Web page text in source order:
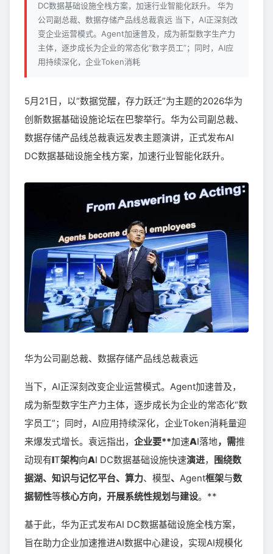
DC数据基础设施全栈方案，加速行业智能化跃升。 华为
公司副总裁、数据存储产品线总裁袁远 当下，AI正深刻改
变企业运营模式。Agent加速普及，成为新型数字生产力
主体，逐步成长为企业的常态化“数字员工”；同时，AI应
用持续深化，企业Token消耗
5月21日，以“数据觉醒，存力跃迁”为主题的2026华为
创新数据基础设施论坛在巴黎举行。华为公司副总裁、
数据存储产品线总裁袁远发表主题演讲，正式发布AI
DC数据基础设施全栈方案，加速行业智能化跃升。
华为公司副总裁、数据存储产品线总裁袁远
当下，AI正深刻改变企业运营模式。Agent加速普及，
成为新型数字生产力主体，逐步成长为企业的常态化“数
字员工”；同时，AI应用持续深化，企业Token消耗量迎
来爆发式增长。袁远指出， 企业要**加速AI落地，需推
动现有IT架构向AI DC数据基础设施快速演进， 围绕数
据湖、知识与记忆平台、算力、模型、 Agent框架与数
据韧性等核心方向，开展系统性规划与建设。**
基于此，华为正式发布AI DC数据基础设施全栈方案，
旨在助力企业加速推进AI数据中心建设，实现AI规模化